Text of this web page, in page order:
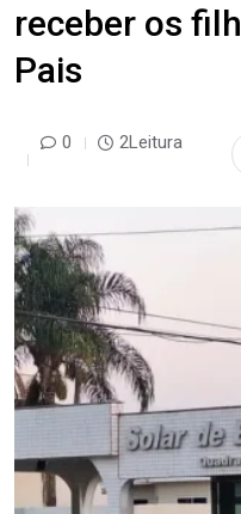
receber os
Pais
0 2Leitura